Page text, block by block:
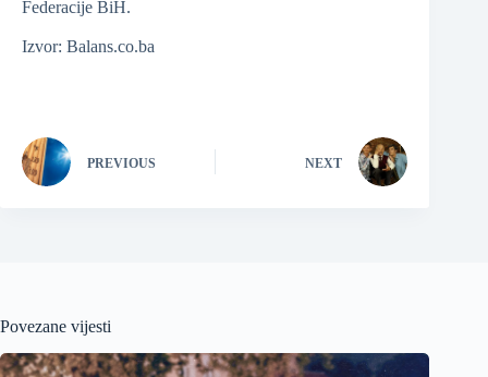
Federacije BiH.
Izvor: Balans.co.ba
PREVIOUS NEXT
Povezane vijesti